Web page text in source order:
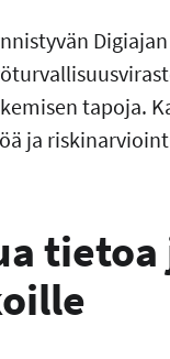
tapoja.
ja
tietoa